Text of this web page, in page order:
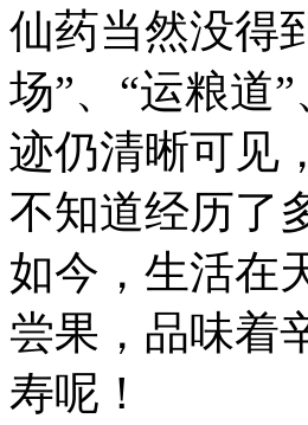
仙药当然没得
场”、“运粮道
迹仍清晰可见
不知道经历了
如今，生活在
尝果，品味着
寿呢！